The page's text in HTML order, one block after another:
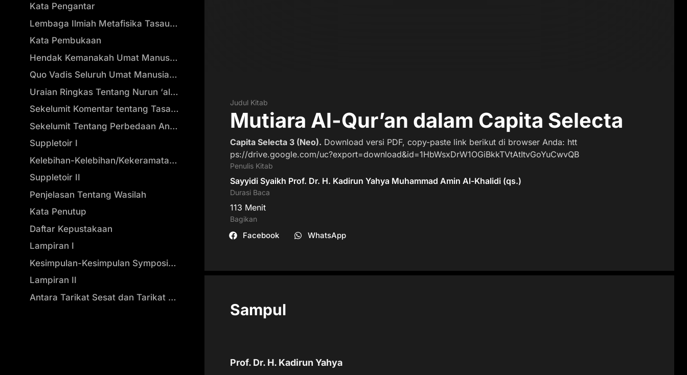
Kata Pengantar
Lembaga Ilmiah Metafisika Tasauf Islam (LIMTI)
Kata Pembukaan
Hendak Kemanakah Umat Manusia dengan Ilmu Bedahnya?
Quo Vadis Seluruh Umat Manusia dengan Segala Syi’ar Agamanya?
Uraian Ringkas Tentang Nurun ‘ala nurin
Sekelumit Komentar tentang Tasauf & Sufi Berdampingan dengan Teknologi Modern
Sekelumit Tentang Perbedaan Antara Ilmu Tasauf (Agama Islam dalam Ilmu Kerohaniannya) Dibanding dengan Aliran Kepercayaan Dunia Timur dan Barat (Termasuk Hypnotisme, Spiritisme, Telepati, Somnambulisme, Telekinesis, Mediumship, dan Lain-Lain)
Suppletoir I
Kelebihan-Kelebihan/Kekeramatan sebagai Kurnia Allah bagi Ahli Zikrullah
Suppletoir II
Penjelasan Tentang Wasilah
Kata Penutup
Daftar Kepustakaan
Lampiran I
Kesimpulan-Kesimpulan Symposium “Mengamankan Sila Ketuhanan Yang Maha Esa”.
Lampiran II
Antara Tarikat Sesat dan Tarikat yang Hak
Judul Kitab
Mutiara Al-Qur’an dalam Capita Selecta
Capita Selecta 3 (Neo). Download versi PDF, copy-paste link berikut di browser Anda: htt
ps://drive.google.com/uc?export=download&id=1HbWsxDrW1OGiBkkTVtAtItvGoYuCwvQB
Penulis Kitab
Sayyidi Syaikh Prof. Dr. H. Kadirun Yahya Muhammad Amin Al-Khalidi (qs.)
Durasi Baca
113 Menit
Bagikan
Facebook WhatsApp
Sampul
Prof. Dr. H. Kadirun Yahya